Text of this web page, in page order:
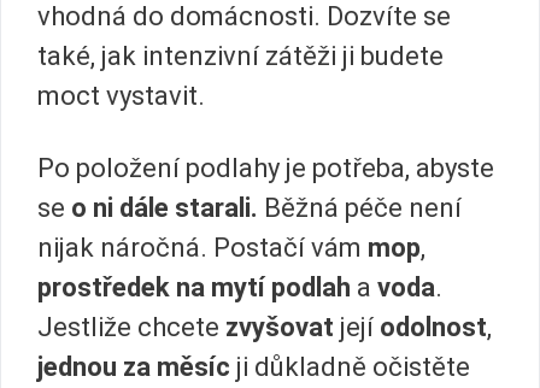
vhodná do domácnosti. Dozvíte se
také, jak intenzivní zátěži ji budete
moct vystavit.
Po položení podlahy je potřeba, abyste
se o ni dále starali. Běžná péče není
nijak náročná. Postačí vám mop,
prostředek na mytí podlah a voda.
Jestliže chcete zvyšovat její odolnost,
jednou za měsíc ji důkladně očistěte